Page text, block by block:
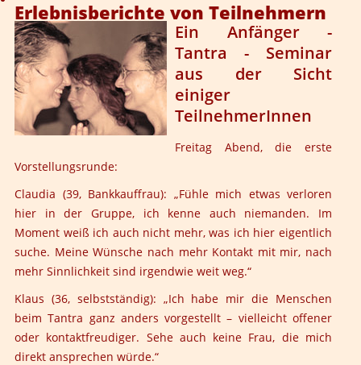
Erlebnisberichte von Teilnehmern
Ein Anfänger -
Tantra - Seminar
aus der Sicht
einiger
TeilnehmerInnen
Freitag Abend, die erste
Vorstellungsrunde:
Claudia (39, Bankkauffrau): „Fühle mich etwas verloren
hier in der Gruppe, ich kenne auch niemanden. Im
Moment weiß ich auch nicht mehr, was ich hier eigentlich
suche. Meine Wünsche nach mehr Kontakt mit mir, nach
mehr Sinnlichkeit sind irgendwie weit weg.“
Klaus (36, selbstständig): „Ich habe mir die Menschen
beim Tantra ganz anders vorgestellt – vielleicht offener
oder kontaktfreudiger. Sehe auch keine Frau, die mich
direkt ansprechen würde.“